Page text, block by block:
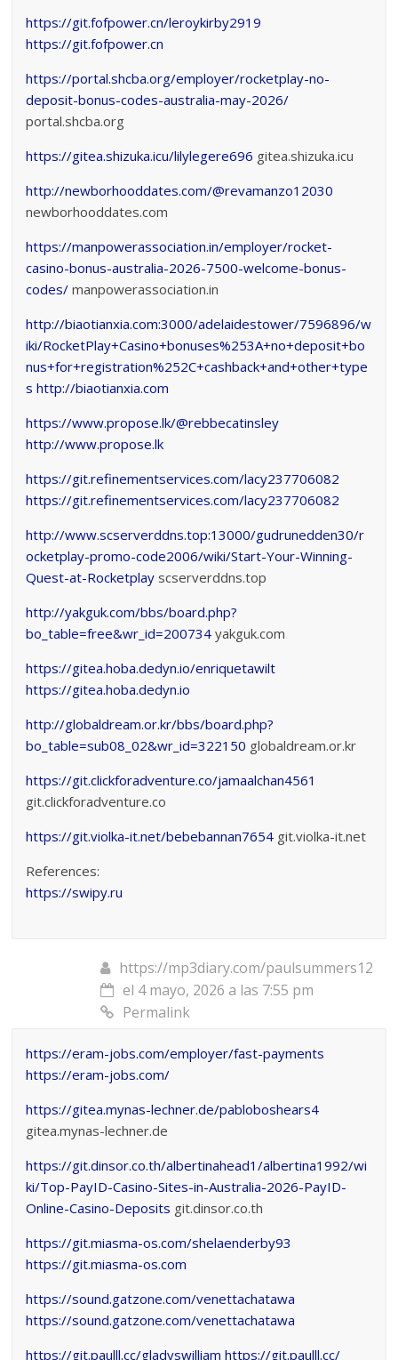
https://git.fofpower.cn/leroykirby2919
https://git.fofpower.cn
https://portal.shcba.org/employer/rocketplay-no-
deposit-bonus-codes-australia-may-2026/
portal.shcba.org
https://gitea.shizuka.icu/lilylegere696 gitea.shizuka.icu
http://newborhooddates.com/@revamanzo12030
newborhooddates.com
https://manpowerassociation.in/employer/rocket-
casino-bonus-australia-2026-7500-welcome-bonus-
codes/ manpowerassociation.in
http://biaotianxia.com:3000/adelaidestower/7596896/w
iki/RocketPlay+Casino+bonuses%253A+no+deposit+bo
nus+for+registration%252C+cashback+and+other+type
s http://biaotianxia.com
https://www.propose.lk/@rebbecatinsley
http://www.propose.lk
https://git.refinementservices.com/lacy237706082
https://git.refinementservices.com/lacy237706082
http://www.scserverddns.top:13000/gudrunedden30/r
ocketplay-promo-code2006/wiki/Start-Your-Winning-
Quest-at-Rocketplay scserverddns.top
http://yakguk.com/bbs/board.php?
bo_table=free&wr_id=200734 yakguk.com
https://gitea.hoba.dedyn.io/enriquetawilt
https://gitea.hoba.dedyn.io
http://globaldream.or.kr/bbs/board.php?
bo_table=sub08_02&wr_id=322150 globaldream.or.kr
https://git.clickforadventure.co/jamaalchan4561
git.clickforadventure.co
https://git.violka-it.net/bebebannan7654 git.violka-it.net
References:
https://swipy.ru
https://mp3diary.com/paulsummers12
el 4 mayo, 2026 a las 7:55 pm
Permalink
https://eram-jobs.com/employer/fast-payments
https://eram-jobs.com/
https://gitea.mynas-lechner.de/pabloboshears4
gitea.mynas-lechner.de
https://git.dinsor.co.th/albertinahead1/albertina1992/wi
ki/Top-PayID-Casino-Sites-in-Australia-2026-PayID-
Online-Casino-Deposits git.dinsor.co.th
https://git.miasma-os.com/shelaenderby93
https://git.miasma-os.com
https://sound.gatzone.com/venettachatawa
https://sound.gatzone.com/venettachatawa
https://git.paulll.cc/gladyswilliam https://git.paulll.cc/